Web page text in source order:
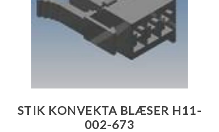
STIK KONVEKTA BLÆSER H11-
002-673